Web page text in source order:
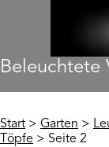
Beleuchtete
Start > Garten >
Töpfe > Seite 2